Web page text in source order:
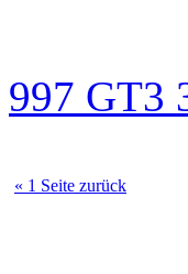
997 GT3
« 1 Seite zurück